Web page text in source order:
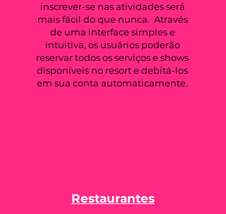
inscrever-se nas atividades será
mais fácil do que nunca. Através
de uma interface simples e
intuitiva, os usuários poderão
reservar todos os serviços e shows
disponíveis no resort e debitá-los
em sua conta automaticamente.
Restaurantes